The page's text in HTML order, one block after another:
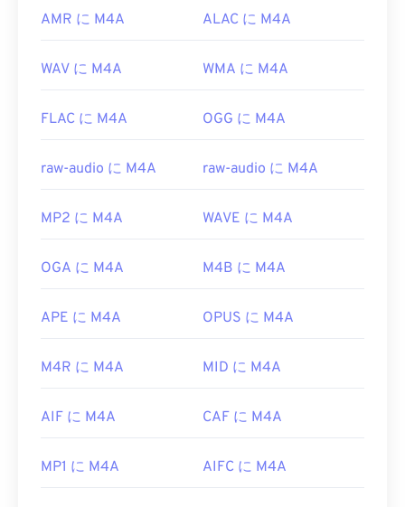
AMR に M4A ALAC に M4A
WAV に M4A WMA に M4A
FLAC に M4A OGG に M4A
raw-audio に M4A raw-audio に M4A
MP2 に M4A WAVE に M4A
OGA に M4A M4B に M4A
APE に M4A OPUS に M4A
M4R に M4A MID に M4A
AIF に M4A CAF に M4A
MP1 に M4A AIFC に M4A